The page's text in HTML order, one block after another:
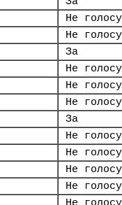
Не
Не
За
Не
Не
Не
За
Не
Не
Не
Не